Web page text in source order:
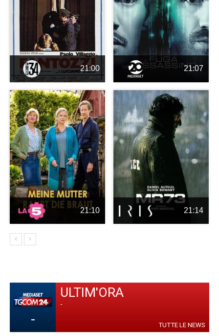
21:00 21:07
21:10 21:14
-
ULTIM'ORA
-
TUTTE LE NEWS